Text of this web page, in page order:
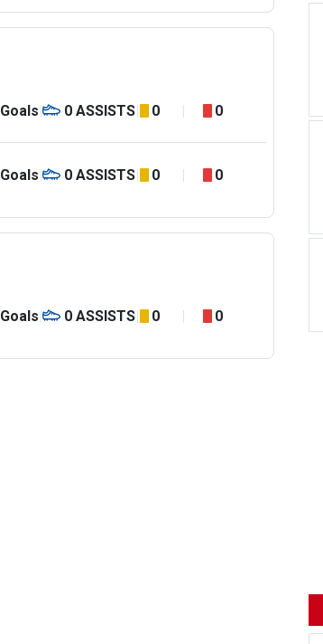
Goals 0 ASSISTS 0 0
Goals 0 ASSISTS 0 0
Goals 0 ASSISTS 0 0